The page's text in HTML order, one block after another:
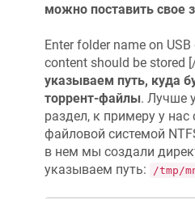
Downloading http://
Configuring
Configuring ca-bundle.
Configuring lighttpd.
Configuring lighttpd-
Configuring xmlrpc-c-
Configuring xmlrpc-c-
Configuring xmlrpc-c.
Configuring libxml2.
Configuring php7.
Configuring coreutils.
можно поставить свое
Enter folder name on
content should be stored
указываем путь, куда
торрент-файлы. Лучше
раздел, к примеру у нас
файловой системой
в нем мы создали
указываем путь:
/tmp/